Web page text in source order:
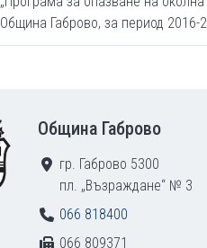
Община Габрово, за период 2016-
Община Габрово
гр. Габрово 5300
пл. „Възраждане“ № 3
066 818400
066 809371